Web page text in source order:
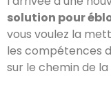
solution pour
vous voulez la
les compétences
sur le chemin de